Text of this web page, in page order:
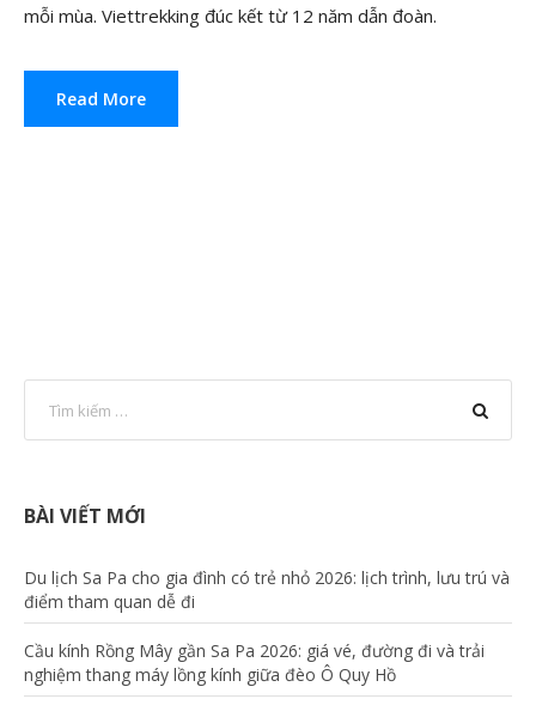
mỗi mùa. Viettrekking đúc kết từ 12 năm dẫn đoàn.
Read More
BÀI VIẾT MỚI
Du lịch Sa Pa cho gia đình có trẻ nhỏ 2026: lịch trình, lưu trú và
điểm tham quan dễ đi
Cầu kính Rồng Mây gần Sa Pa 2026: giá vé, đường đi và trải
nghiệm thang máy lồng kính giữa đèo Ô Quy Hồ